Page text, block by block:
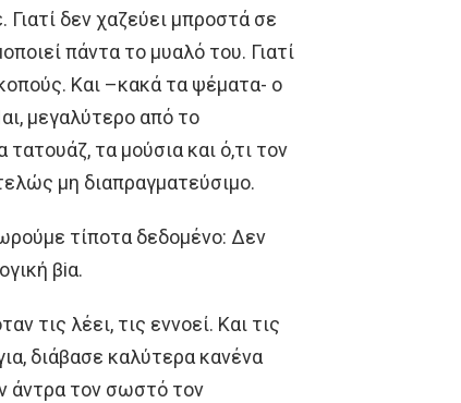
Γιατί δεν χαζεύει μπροστά σε
πάντα το μυαλό του. Γιατί
Και –κακά τα ψέματα- ο
μεγαλύτερο από το
τα μούσια και ό,τι τον
μη διαπραγματεύσιμο.
τίποτα δεδομένο: Δεν
βiα.
τις λέει, τις εννοεί. Και τις
διάβασε καλύτερα κανένα
άντρα τον σωστό τον